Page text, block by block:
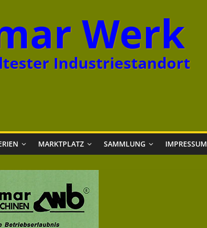
Werk
Industriestandort
MARKTPLATZ SAMMLUNG IMPRESSUM